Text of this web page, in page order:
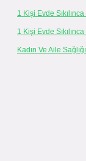
1 Kişi Evde
1 Kişi Evde
Kadın Ve Aile